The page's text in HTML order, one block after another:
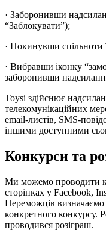
· Заборонивши
“Заблокувати”);
· Покинувши спільноти
· Вибравши іконку
заборонивши
Toysi здійснює
телекомунікаційних
email-листів, SMS-
іншими доступними
Конкурси та
Ми можемо проводити
сторінках у Facebook,
Переможців
конкретного конкурсу.
проводився розіграш.